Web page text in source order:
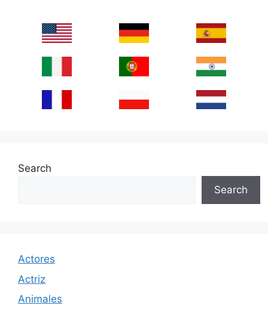
Search
Search
Actores
Actriz
Animales